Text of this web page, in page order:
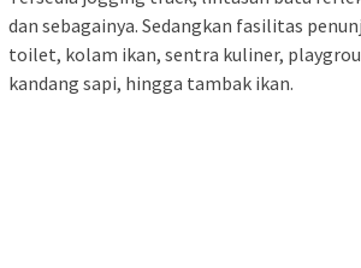
dan sebagainya. Sedangkan fasilitas
toilet, kolam ikan, sentra kuliner,
kandang sapi, hingga tambak ikan.